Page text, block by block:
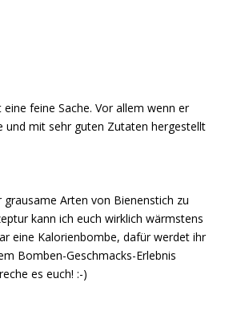
eine feine Sache. Vor allem wenn er
und mit sehr guten Zutaten hergestellt
grausame Arten von Bienenstich zu
kann ich euch wirklich wärmstens
eine Kalorienbombe, dafür werdet ihr
Bomben-Geschmacks-Erlebnis
es euch! :-)